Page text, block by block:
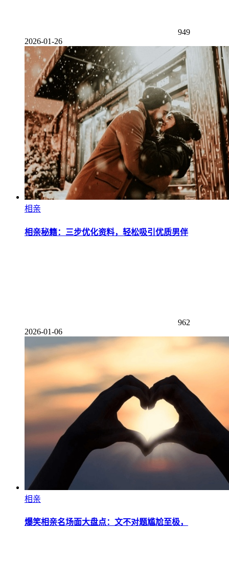
949
2026-01-26
相亲
相亲秘籍：三步优化资料，轻松吸引优质男伴
962
2026-01-06
相亲
爆笑相亲名场面大盘点：文不对题尴尬至极，